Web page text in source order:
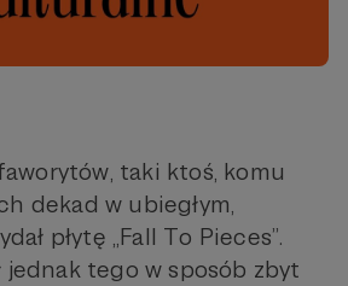
taki ktoś, komu
dekad w ubiegłym,
płytę „Fall To Pieces”.
jednak tego w sposób zbyt